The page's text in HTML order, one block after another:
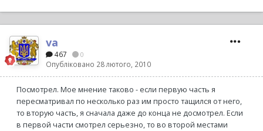
va
467 0
Опубліковано 28 лютого, 2010
Посмотрел. Мое мнение таково - если первую часть я
пересматривал по несколько раз им просто тащился от него,
то вторую часть, я сначала даже до конца не досмотрел. Если
в первой части смотрел серьезно, то во второй местами